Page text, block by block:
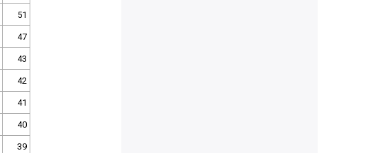
51
47
43
42
41
40
39